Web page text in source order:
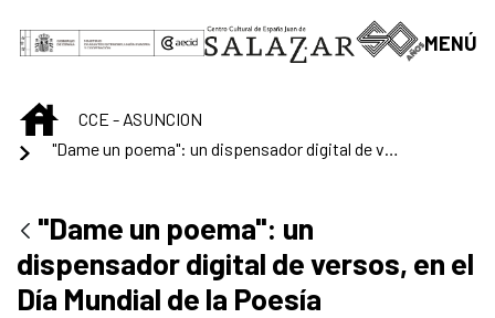
Saltar al contenido principal
MENÚ
INICIOCCE - ASUNCION
"Dame un poema": un
dispensador digital de versos, en el
Día Mundial de la Poesía